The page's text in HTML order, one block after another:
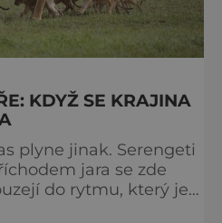
KDYŽ SE KRAJINA
plyne jinak. Serengeti
jara se zde
do rytmu, který je